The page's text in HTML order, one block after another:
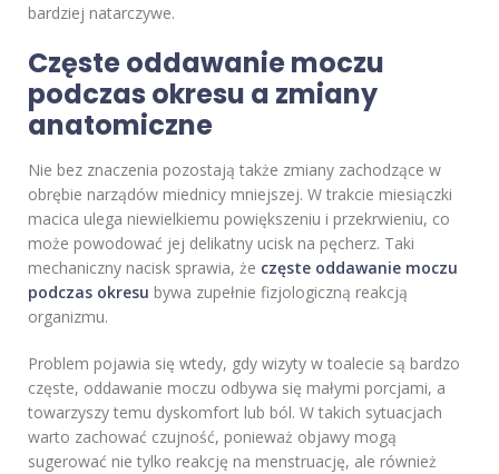
bardziej natarczywe.
Częste oddawanie moczu
podczas okresu a zmiany
anatomiczne
Nie bez znaczenia pozostają także zmiany zachodzące w
obrębie narządów miednicy mniejszej. W trakcie miesiączki
macica ulega niewielkiemu powiększeniu i przekrwieniu, co
może powodować jej delikatny ucisk na pęcherz. Taki
mechaniczny nacisk sprawia, że częste oddawanie moczu
podczas okresu bywa zupełnie fizjologiczną reakcją
organizmu.
Problem pojawia się wtedy, gdy wizyty w toalecie są bardzo
częste, oddawanie moczu odbywa się małymi porcjami, a
towarzyszy temu dyskomfort lub ból. W takich sytuacjach
warto zachować czujność, ponieważ objawy mogą
sugerować nie tylko reakcję na menstruację, ale również